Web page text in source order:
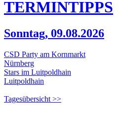
TERMINTIPPS
Sonntag, 09.08.2026
CSD Party am Kornmarkt
Nürnberg
Stars im Luitpoldhain
Luitpoldhain
Tagesübersicht >>